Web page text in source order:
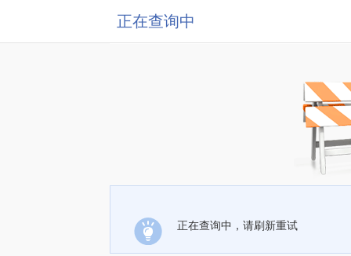
正在查询中
正在查询中，请刷新重试